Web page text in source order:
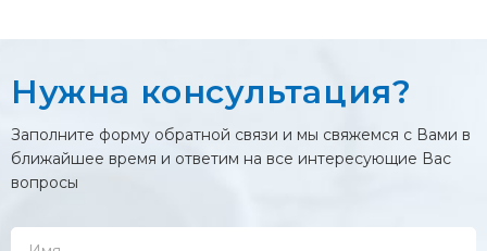
Нужна консультация?
Заполните форму обратной связи и мы свяжемся с Вами в
ближайшее время и ответим на все интересующие Вас
вопросы